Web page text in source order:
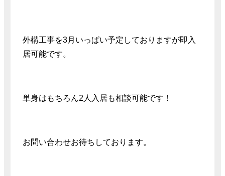
外構工事を3月いっぱい予定しておりますが即入
居可能です。
単身はもちろん2人入居も相談可能です！
お問い合わせお待ちしております。